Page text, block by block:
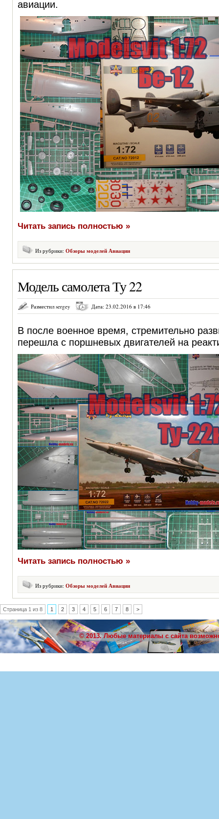
авиации.
Читать запись полностью »
Из рубрики: Обзоры моделей Авиации
Модель самолета Ту 22
Разместил sergey Дата: 23.02.2016 в 17:46
В после военное время, стремительно
перешла с поршневых двигателей на
Читать запись полностью »
Из рубрики: Обзоры моделей Авиации
Страница 1 из 8 1 2 3 4 5 6 7 8 >
© 2013. Любые материалы с сайта